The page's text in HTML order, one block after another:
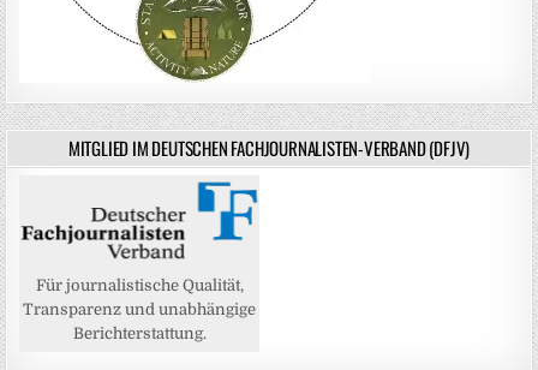
MITGLIED IM DEUTSCHEN FACHJOURNALISTEN-VERBAND (DFJV)
Für journalistische Qualität,
Transparenz und unabhängige
Berichterstattung.